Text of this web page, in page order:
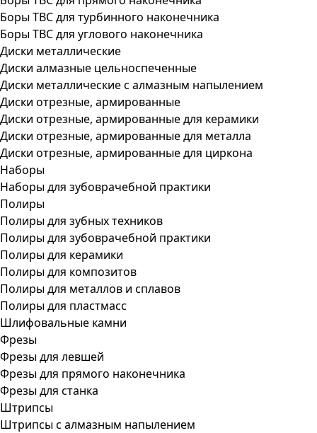
Боры ТВС для турбинного наконечника
Боры ТВС для углового наконечника
Диски металлические
Диски алмазные цельноспеченные
Диски металлические с алмазным напылением
Диски отрезные, армированные
Диски отрезные, армированные для керамики
Диски отрезные, армированные для металла
Диски отрезные, армированные для циркона
Наборы
Наборы для зубоврачебной практики
Полиры
Полиры для зубных техников
Полиры для зубоврачебной практики
Полиры для керамики
Полиры для композитов
Полиры для металлов и сплавов
Полиры для пластмасс
Шлифовальные камни
Фрезы
Фрезы для левшей
Фрезы для прямого наконечника
Фрезы для станка
Штрипсы
Штрипсы c алмазным напылением